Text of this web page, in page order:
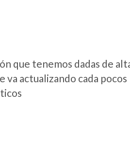
que tenemos dadas de
va actualizando cada pocos